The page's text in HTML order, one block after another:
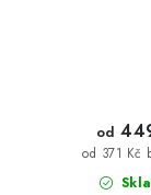
od 371 Kč
od